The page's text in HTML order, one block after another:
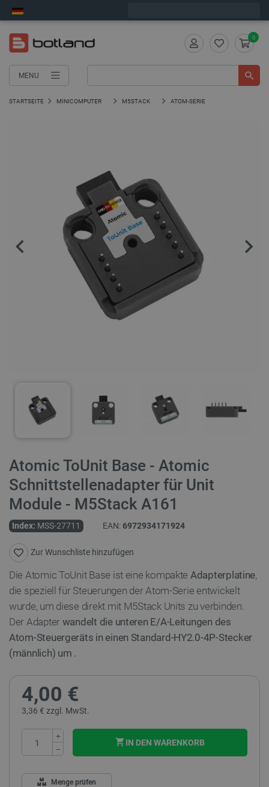
MENU
0
STARTSEITE MINICOMPUTER M5STACK ATOM-SERIE
Atomic ToUnit Base - Atomic
Schnittstellenadapter für Unit
Module - M5Stack A161
Index: MSS-27711 EAN:6972934171924
Zur Wunschliste hinzufügen
Die Atomic ToUnit Base ist eine kompakte Adapterplatine,
die speziell für Steuerungen der Atom-Serie entwickelt
wurde, um diese direkt mit M5Stack Units zu verbinden.
Der Adapter wandelt die unteren E/A-Leitungen des
Atom-Steuergeräts in einen Standard-HY2.0-4P-Stecker
(männlich) um .
4,00 €
3,36 € zzgl. MwSt.
+
−
IN DEN WARENKORB
Menge prüfen